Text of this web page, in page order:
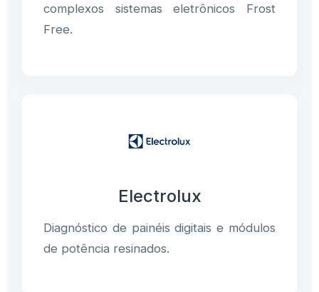
complexos sistemas eletrônicos Frost
Free.
Electrolux
Diagnóstico de painéis digitais e módulos
de potência resinados.